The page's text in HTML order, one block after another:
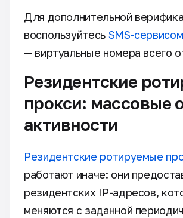
Для дополнительной
воспользуйтесь SMS-
— виртуальные номера всего
Резидентские
прокси: массовые
активности
Резидентские ротируемые
работают иначе: они
резидентских IP-адресов,
меняются с заданной